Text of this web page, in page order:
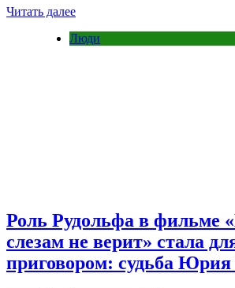
Читать далее
Люди
Роль Рудольфа в фильме
слезам не верит» стала
приговором: судьба Юрия